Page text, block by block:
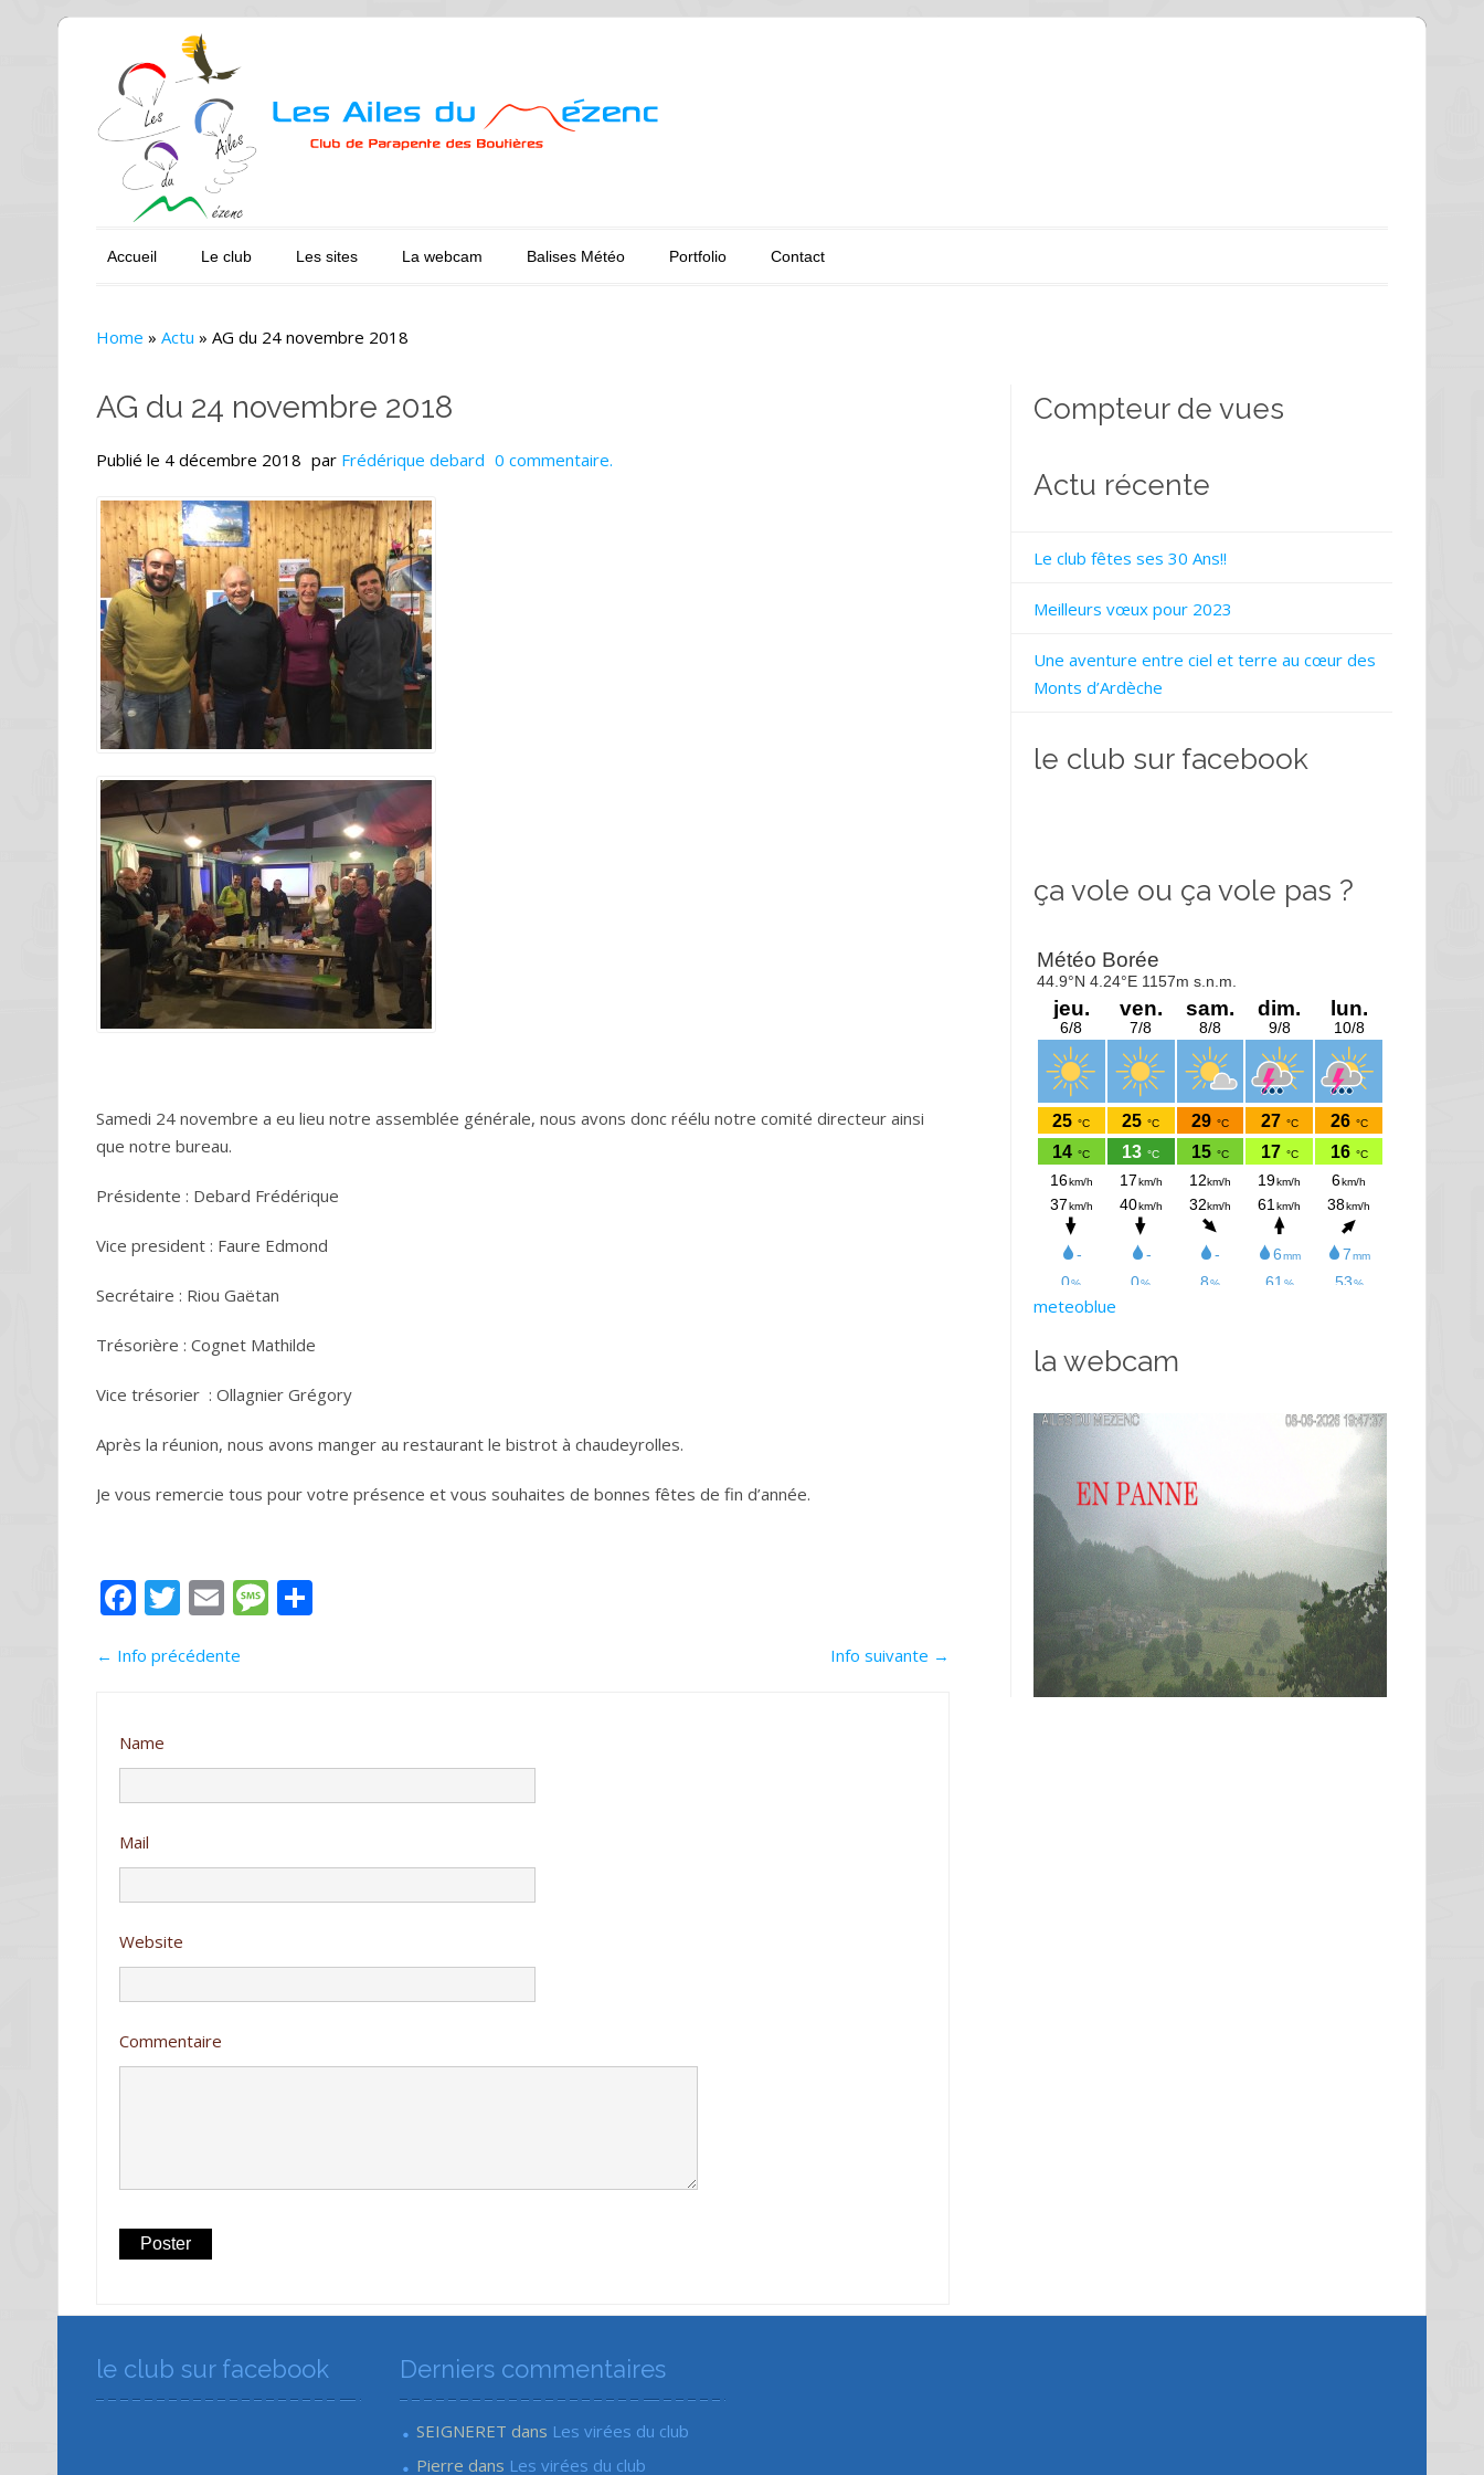
Accueil Le club Les sites La webcam Balises Météo Portfolio Contact
Home » Actu » AG du 24 novembre 2018
AG du 24 novembre 2018
Publié le 4 décembre 2018 par Frédérique debard 0 commentaire.
Samedi 24 novembre a eu lieu notre assemblée générale, nous avons donc réélu notre comité directeur ainsi
que notre bureau.
Présidente : Debard Frédérique
Vice president : Faure Edmond
Secrétaire : Riou Gaëtan
Trésorière : Cognet Mathilde
Vice trésorier : Ollagnier Grégory
Après la réunion, nous avons manger au restaurant le bistrot à chaudeyrolles.
Je vous remercie tous pour votre présence et vous souhaites de bonnes fêtes de fin d’année.
F
e
o
o
k
T
itt
E
ai
M
e
← Info précédente Info suivante →
Name
Mail
Website
Commentaire
Compteur de vues
Actu récente
Le club fêtes ses 30 Ans!!
Meilleurs vœux pour 2023
Une aventure entre ciel et terre au cœur des
Monts d’Ardèche
le club sur facebook
ça vole ou ça vole pas ?
meteoblue
la webcam
le club sur facebook Derniers commentaires
SEIGNERET dans Les virées du club
Pierre dans Les virées du club